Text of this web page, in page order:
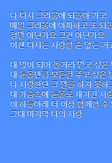
나 다시 그리움에 되돌아 가고
매일 그리움에 아파하고 또 되
정말 아닌가요 그건 아닌가요
이젠 다시는 사랑할 순 없는
내 빛이 되어 올거라 믿고 싶은
내 눈물만큼 모든걸 주고 싶은
나 사랑한단 그 말을 하지 못
내 가슴속에 눈물로 새겨진 사
이 하늘아래 더 이상 함께할 수
그대 마지막 나의 사랑